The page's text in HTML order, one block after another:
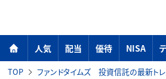
人気 配当 優待 NISA
TOP ファンドタイムズ 投資信託の最新トレ